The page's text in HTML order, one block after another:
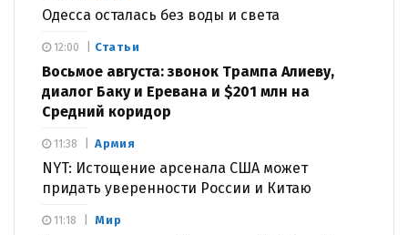
Одесса осталась без воды и света
Статьи
Восьмое августа: звонок Трампа Алиеву,
диалог Баку и Еревана и $201 млн на
Средний коридор
12:00
Армия
NYT: Истощение арсенала США может
придать уверенности России и Китаю
11:38
Мир
11:18